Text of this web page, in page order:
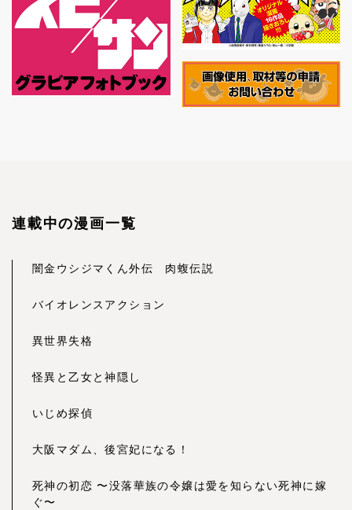
連載中の漫画一覧
闇金ウシジマくん外伝 肉蝮伝説
バイオレンスアクション
異世界失格
怪異と乙女と神隠し
いじめ探偵
大阪マダム、後宮妃になる！
死神の初恋 〜没落華族の令嬢は愛を知らない死神に嫁
ぐ〜